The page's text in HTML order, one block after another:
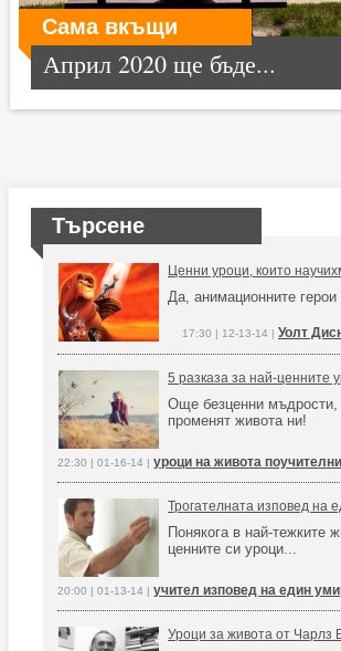
Сама вкъщи
Април 2020 ще бъде...
Търсене
Ценни уроци, които
Да, анимационните
17:30 | 12-13-14 | Уолт
5 разказа за най-ценните
Още безценни мъдрости,
променят живота ни!
22:30 | 01-16-14 | уроци на живота
Трогателната изповед на
Понякога в най-тежките
ценните си уроци...
20:00 | 01-13-14 | учител изповед на един
Уроци за живота от Чарлз